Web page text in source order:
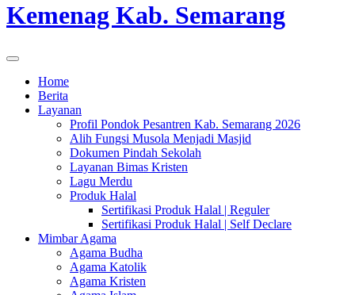
Kemenag Kab. Semarang
Home
Berita
Layanan
Profil Pondok Pesantren Kab. Semarang 2026
Alih Fungsi Musola Menjadi Masjid
Dokumen Pindah Sekolah
Layanan Bimas Kristen
Lagu Merdu
Produk Halal
Sertifikasi Produk Halal | Reguler
Sertifikasi Produk Halal | Self Declare
Mimbar Agama
Agama Budha
Agama Katolik
Agama Kristen